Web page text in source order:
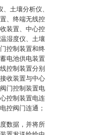
土壤分析仪、
、终端无线控
装置、中心控
湿度仪、土壤
控制装置和终
电池供电装置
控制装置分别
收装置与中心
门控制装置电
控制装置电连
控阀门连通；
数据，并将所